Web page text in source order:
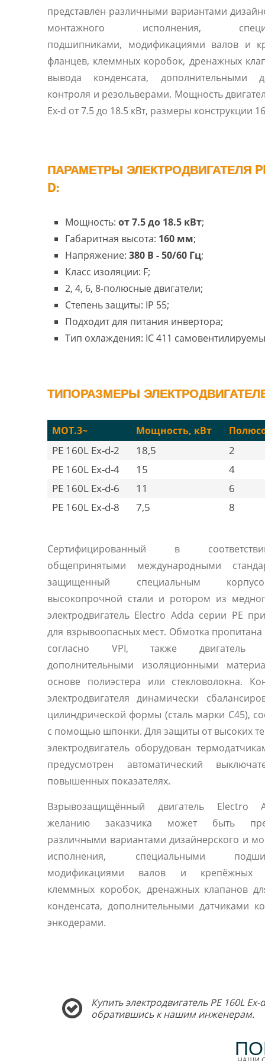
представлен различными вариантами
монтажного исполнения,
подшипниками, модификациями валов и
фланцев, клеммных коробок, дренажных
вывода конденсата, дополнительными
контроля и резольверами. Мощность
Ex-d от 7.5 до 18.5 кВт, размеры конструкции
ПАРАМЕТРЫ ЭЛЕКТРОДВИГАТЕЛЯ
D:
Мощность: от 7.5 до 18.5 кВт;
Габаритная высота: 160 мм;
Напряжение: 380 В - 50/60 Гц;
Класс изоляции: F;
2, 4, 6, 8-полюсные двигатели;
Степень защиты: IP 55;
Подходит для питания инвертора;
Тип охлаждения: IC 411
ТИПОРАЗМЕРЫ
MOT.3~ Мощность, кВт
PE 160L Ex-d-2 18,5
2
PE 160L Ex-d-4
15
4
PE 160L Ex-d-6
11
6
PE 160L Ex-d-8
7,5 8
Сертифицированный в
общепринятыми международными
защищенный специальным
высокопрочной стали и ротором из
электродвигатель Electro Adda серии PE
для взрывоопасных мест. Обмотка
согласно VPI, также двигатель
дополнительными изоляционными
основе полиэстера или стекловолокна.
электродвигателя динамически
цилиндрической формы (сталь марки C45),
с помощью шпонки. Для защиты от высоких
электродвигатель оборудован
предусмотрен автоматический
повышенных показателях.
Взрывозащищённый двигатель Electro
желанию заказчика может быть
различными вариантами дизайнерского и
исполнения, специальными
модификациями валов и крепёжных
клеммных коробок, дренажных клапанов
конденсата, дополнительными датчиками
энкодерами.
Купить электродвигатель PE 160L
обратившись к нашим инженерам.